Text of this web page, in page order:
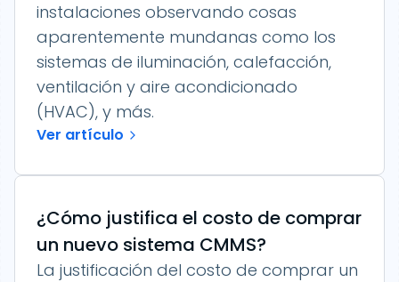
instalaciones observando cosas
aparentemente mundanas como los
sistemas de iluminación, calefacción,
ventilación y aire acondicionado
(HVAC), y más.
Ver artículo
¿Cómo justifica el costo de comprar
un nuevo sistema CMMS?
La justificación del costo de comprar un